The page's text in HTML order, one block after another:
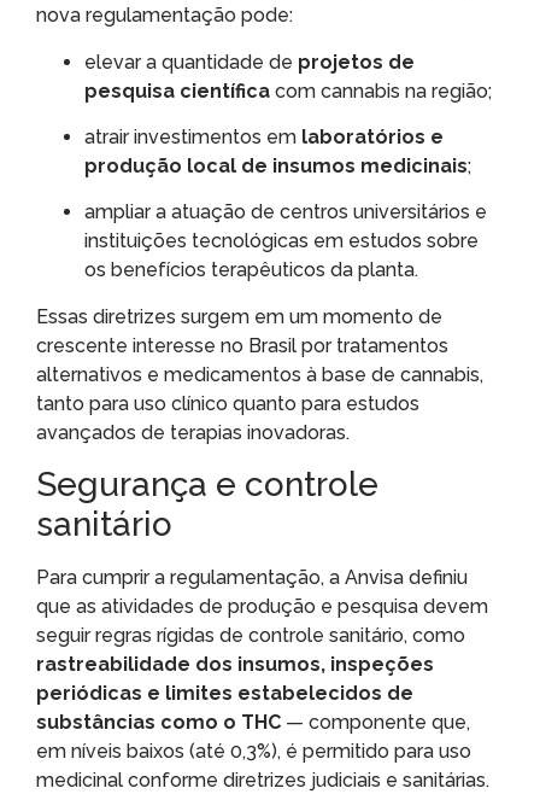
nova regulamentação pode:
elevar a quantidade de projetos de
pesquisa científica com cannabis na região;
atrair investimentos em laboratórios e
produção local de insumos medicinais;
ampliar a atuação de centros universitários e
instituições tecnológicas em estudos sobre
os benefícios terapêuticos da planta.
Essas diretrizes surgem em um momento de
crescente interesse no Brasil por tratamentos
alternativos e medicamentos à base de cannabis,
tanto para uso clínico quanto para estudos
avançados de terapias inovadoras.
Segurança e controle
sanitário
Para cumprir a regulamentação, a Anvisa definiu
que as atividades de produção e pesquisa devem
seguir regras rígidas de controle sanitário, como
rastreabilidade dos insumos, inspeções
periódicas e limites estabelecidos de
substâncias como o THC — componente que,
em níveis baixos (até 0,3%), é permitido para uso
medicinal conforme diretrizes judiciais e sanitárias.